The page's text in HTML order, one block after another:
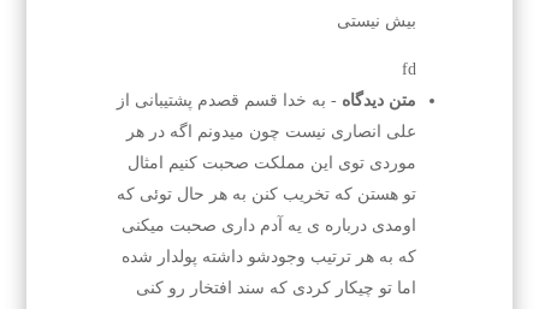
بیش نیستی
fd
متن دیدگاه - به خدا قسم قصدم پشتیبانی از
علی انصاری نیست چون میدونم اگه در هر
موردی توی این مملکت صحبت کنیم امثال
تو هستن که تخریب کنن به هر حال توئی که
اومدی درباره ی یه آدم داری صحبت میکنی
که به هر ترتیب وجودشو داشته پولدار شده
اما تو چیکار کردی که سند افتخار رو کنی